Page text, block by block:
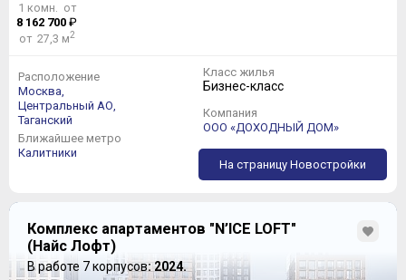
1 комн. от
8 162 700 ₽
от 27,3 м2
Расположение
Москва,
Центральный АО,
Таганский
Ближайшее метро
Калитники
Класс жилья
Бизнес-класс
Компания
ООО «ДОХОДНЫЙ ДОМ»
На страницу Новостройки
Комплекс апартаментов "N’ICE LOFT"
(Найс Лофт)
В работе 7 корпусов: 2024.